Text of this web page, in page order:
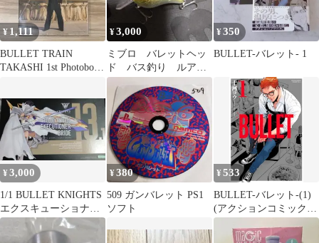
¥ 1,111
BULLET TRAIN
TAKASHI 1st Photobook
¥3,000
ミブロ バレットヘッ
ド バス釣り ルアー
セット
¥350
BULLET-バレット- 1
¥3,000
1/1 BULLET KNIGHTS
エクスキューショナー
BRIDE 「メガ…
¥380
509 ガンバレット PS1
ソフト
¥533
BULLET-バレット-(1)
(アクションコミック
ス)／十河コウ